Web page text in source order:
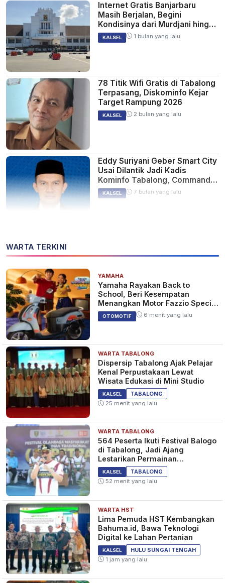
Internet Gratis Banjarbaru
Masih Berjalan, Begini
Kondisinya dari Murdjani hingga
Kantor Kecamatan
KALSEL 1 bulan yang lalu
78 Titik Wifi Gratis di Tabalong
Terpasang, Diskominfo Kejar
Target Rampung 2026
KALSEL 2 bulan yang lalu
Eddy Suriyani Geber Smart City
Usai Dilantik Jadi Kadis
Kominfo Tabalong, Command
Center Diresmikan Pekan
Depan
KALSEL 7 bulan yang lalu
Starlink, Cek Fakta
Diskominfo Bekali Entrepreneur
Tahura Sultan Adam Bakal
Dilengkapi Wifi
Diskominfo Bakal Sediakan
WiFi Gratis untuk Masyarakat di
Pemprov Kalsel
Hukum Curi Wifi Tetangga Demi
Internetan
WARTA TERKINI
YAMAHA
Yamaha Rayakan Back to
School, Beri Kesempatan
Menangkan Motor Fazzio Special
Edition Sunset Blue
OTOMOTIF 6 menit yang lalu
WARTA TABALONG
Dispersip Tabalong Ajak Pelajar
Kenal Perpustakaan Lewat
Wisata Edukasi di Mini Studio
KALSEL
TABALONG
25 menit yang lalu
WARTA TABALONG
564 Peserta Ikuti Festival Balogo
di Tabalong, Jadi Ajang
Lestarikan Permainan
Tradisional
KALSEL
TABALONG
52 menit yang lalu
WARTA HST
Lima Pemuda HST Kembangkan
Bahuma.id, Bawa Teknologi
Digital ke Lahan Pertanian
KALSEL
HULU SUNGAI TENGAH
1 jam yang lalu